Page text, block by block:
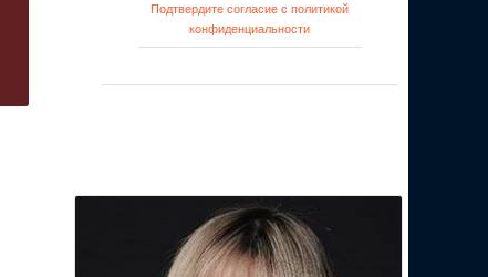
Подтвердите согласие с политикой
конфиденциальности